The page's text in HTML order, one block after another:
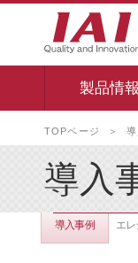
製品情報
TOPページ
導入
導入事例 エ